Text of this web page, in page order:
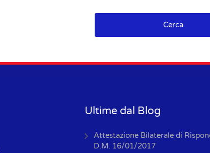
Cerca
Ultime dal Blog
Attestazione Bilaterale di
D.M. 16/01/2017